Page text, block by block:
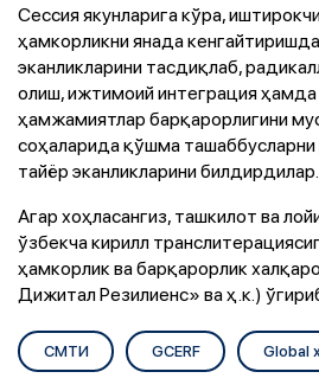
Сессия якунларига кўра,
ҳамкорликни янада
эканликларини тасдиқлаб,
олиш, ижтимоий интеграция
ҳамжамиятлар барқарорлигини
соҳаларида қўшма
тайёр эканликларини билдирдилар.
Агар хоҳласангиз, ташкилот ва
ўзбекча кирилл
ҳамкорлик ва барқарорлик
Дижитал Резилиенс» ва ҳ.к.)
СМТИ GCERF Global